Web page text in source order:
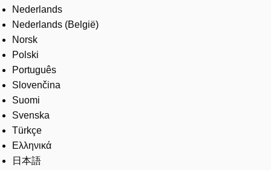
Nederlands
Nederlands (België)
Norsk
Polski
Português
Slovenčina
Suomi
Svenska
Türkçe
Ελληνικά
日本語